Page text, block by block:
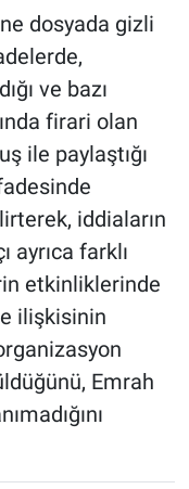
dosyada gizli
ve bazı
firari olan
ile paylaştığı
iddiaların
ayrıca farklı
etkinliklerinde
ilişkisinin
Emrah